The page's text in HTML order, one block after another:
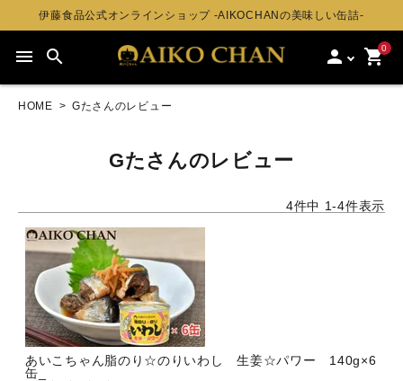
伊藤食品公式オンラインショップ -AIKOCHANの美味しい缶詰-
menu search person 0
shopping_cart
HOME Gたさんのレビュー
Gたさんのレビュー
4件中 1-4件表示
あいこちゃん脂のり☆のりいわし 生姜☆パワー 140g×6
缶_